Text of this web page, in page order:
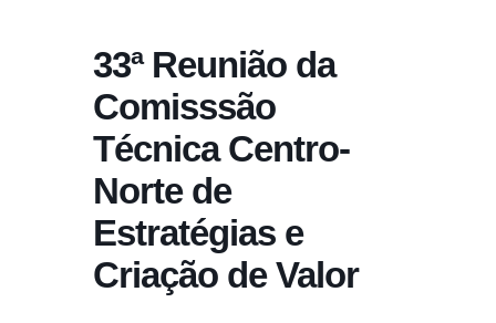
33ª Reunião da
Comisssão
Técnica Centro-
Norte de
Estratégias e
Criação de Valor